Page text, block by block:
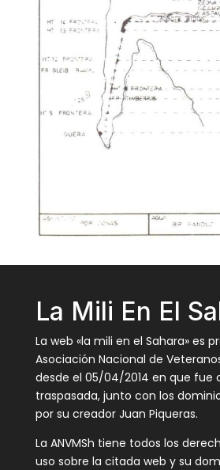
La Mili En El
La web «la mili en el Sahara» es
Asociación Nacional de
desde el 05/04/2014 en que fue
traspasada, junto con los
por su creador Juan Piqueras.
La ANVMSh tiene todos los
uso sobre la citada web y su